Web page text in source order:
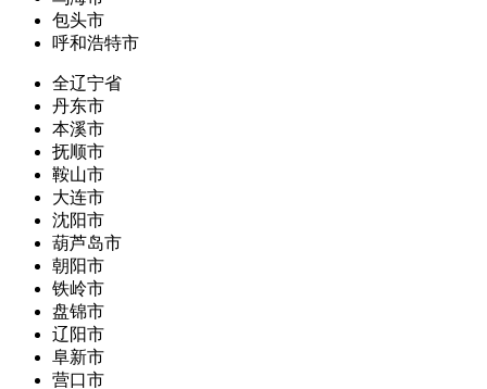
包头市
呼和浩特市
全辽宁省
丹东市
本溪市
抚顺市
鞍山市
大连市
沈阳市
葫芦岛市
朝阳市
铁岭市
盘锦市
辽阳市
阜新市
营口市